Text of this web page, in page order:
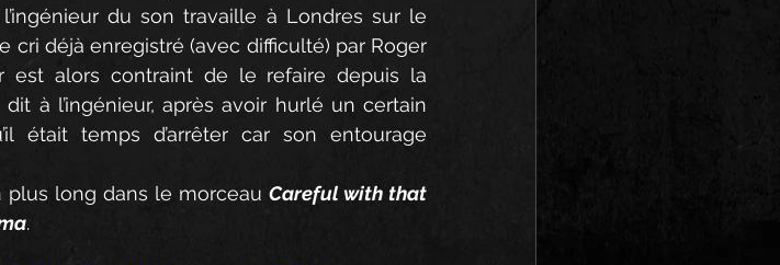
du son travaille à Londres sur le
cri déjà enregistré (avec difficulté) par Roger
est alors contraint de le refaire depuis la
à l’ingénieur, après avoir hurlé un certain
était temps d’arrêter car son entourage
long dans le morceau Careful with that
.